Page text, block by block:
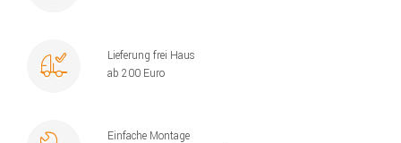
Lieferung frei Haus
ab 200 Euro
Einfache Montage